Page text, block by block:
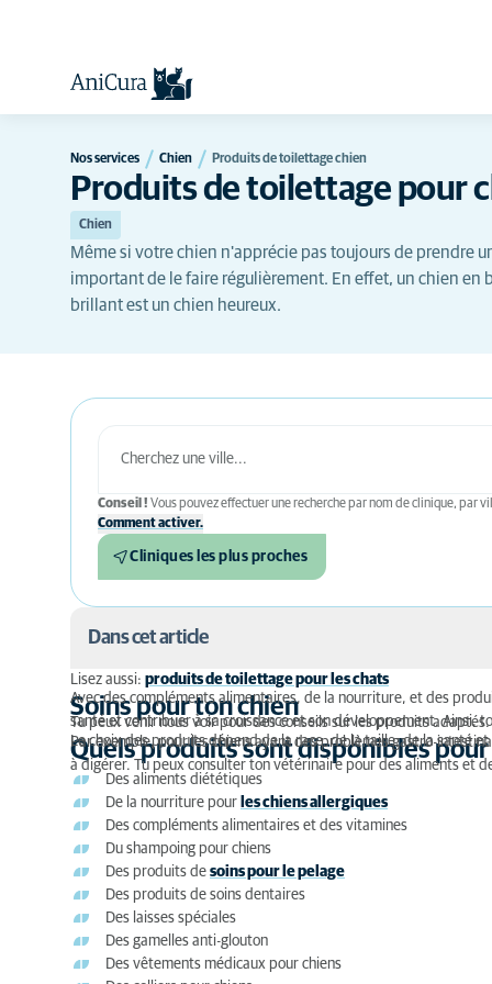
Nos services Chien Produits de toilettage chien
Produits de toilettage pour
Chien
Même si votre chien n'apprécie pas toujours de prendre
important de le faire régulièrement. En effet, un chien en
brillant est un chien heureux.
Conseil ! Vous pouvez effectuer une recherche par nom de clinique, par
Comment activer.
Cliniques les plus proches
Dans cet article
Soins pour ton chien
Quels produits sont disponibles pour le soin de
Alimentation spéciale pour chien
Compléments alimentaires et vitamines pour ton
Shampoing pour chiens
Coût des produits de soins pour ton chien
Lisez aussi: produits de toilettage pour les chats
Soins pour ton chien
Avec des compléments alimentaires, de la nourriture, et des
santé et contribuer à sa croissance et son développement. Ainsi,
Tu peux venir nous voir pour des conseils sur les produits adaptés.
Quels produits sont disponibles pour
Le choix des produits dépend de la race, de la taille, de la santé
Par exemple, pour les chiens ayant des problèmes gastro-
à digérer. Tu peux consulter ton vétérinaire pour des aliments et
Des aliments diététiques
De la nourriture pour les chiens allergiques
Des compléments alimentaires et des vitamines
Du shampoing pour chiens
Des produits de soins pour le pelage
Des produits de soins dentaires
Des laisses spéciales
Des gamelles anti-glouton
Des vêtements médicaux pour chiens